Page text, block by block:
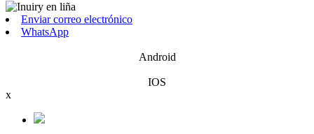
Enviar correo electrónico
WhatsApp
Android
IOS
x